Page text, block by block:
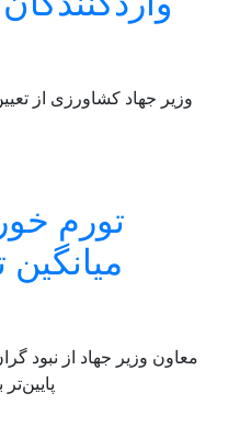
تورم
معاون وزیر جهاد از نبود